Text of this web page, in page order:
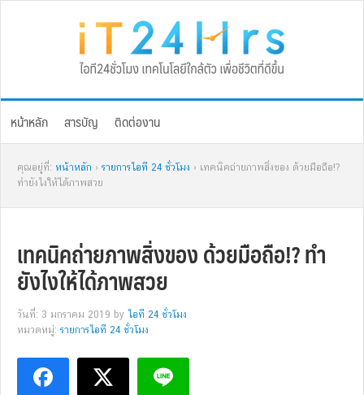
หน้าหลัก สารบัญ ติดต่องาน
คุณอยู่ที่: หน้าหลัก › รายการไอที 24 ชั่วโมง › เทคนิคถ่ายภาพสิ่งของ ด้วยมือถือ!?
ทำยังไงให้ได้ภาพสวย
เทคนิคถ่ายภาพสิ่งของ ด้วยมือถือ!? ทำ
ยังไงให้ได้ภาพสวย
วันที่: 3 มกราคม 2019 by ไอที 24 ชั่วโมง
หมวดหมู่: รายการไอที 24 ชั่วโมง